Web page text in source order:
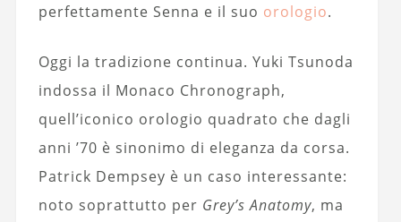
perfettamente Senna e il suo orologio.
Oggi la tradizione continua. Yuki Tsunoda
indossa il Monaco Chronograph,
quell’iconico orologio quadrato che dagli
anni ’70 è sinonimo di eleganza da corsa.
Patrick Dempsey è un caso interessante:
noto soprattutto per Grey’s Anatomy, ma